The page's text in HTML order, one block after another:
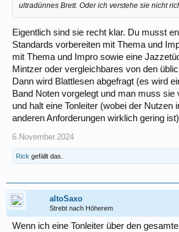
ultradünnes Brett. Oder ich verstehe sie nicht
Eigentlich sind sie recht klar. Du musst
Standards vorbereiten mit Thema und
mit Thema und Impro sowie eine
Mintzer oder vergleichbares von den
Dann wird Blattlesen abgefragt (es wird
Band Noten vorgelegt und man muss sie
und halt eine Tonleiter (wobei der Nutzen
anderen Anforderungen wirklich gering
6.November.2024
Rick gefällt das.
altoSaxo
Strebt nach Höherem
Wenn ich eine Tonleiter über den